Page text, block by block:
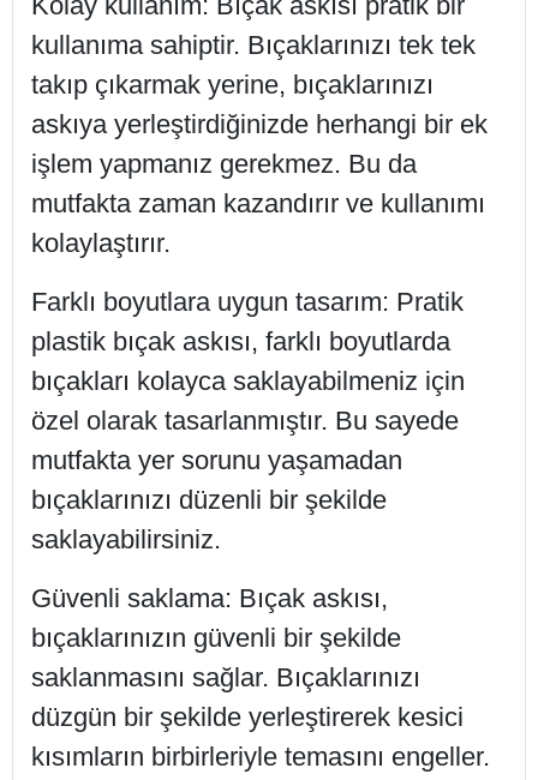
kullanıma sahiptir. Bıçaklarınızı tek tek
takıp çıkarmak yerine, bıçaklarınızı
askıya yerleştirdiğinizde herhangi bir ek
işlem yapmanız gerekmez. Bu da
mutfakta zaman kazandırır ve kullanımı
kolaylaştırır.
Farklı boyutlara uygun tasarım: Pratik
plastik bıçak askısı, farklı boyutlarda
bıçakları kolayca saklayabilmeniz için
özel olarak tasarlanmıştır. Bu sayede
mutfakta yer sorunu yaşamadan
bıçaklarınızı düzenli bir şekilde
saklayabilirsiniz.
Güvenli saklama: Bıçak askısı,
bıçaklarınızın güvenli bir şekilde
saklanmasını sağlar. Bıçaklarınızı
düzgün bir şekilde yerleştirerek kesici
kısımların birbirleriyle temasını engeller.